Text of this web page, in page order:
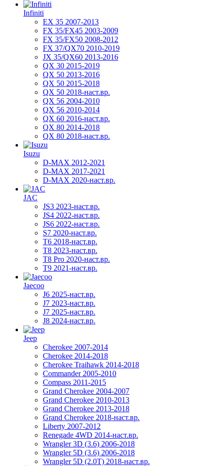
Infiniti
EX 35 2007-2013
FX 35/FX45 2003-2009
FX 35/FX50 2008-2012
FX 37/QX70 2010-2019
JX 35/QX60 2013-2016
QX 30 2015-2019
QX 50 2013-2016
QX 50 2015-2018
QX 50 2018-наст.вр.
QX 56 2004-2010
QX 56 2010-2014
QX 60 2016-наст.вр.
QX 80 2014-2018
QX 80 2018-наст.вр.
Isuzu
D-MAX 2012-2021
D-MAX 2017-2021
D-MAX 2020-наст.вр.
JAC
JS3 2023-наст.вр.
JS4 2022-наст.вр.
JS6 2022-наст.вр.
S7 2020-наст.вр.
T6 2018-наст.вр.
T8 2023-наст.вр.
T8 Pro 2020-наст.вр.
T9 2021-наст.вр.
Jaecoo
J6 2025-наст.вр.
J7 2023-наст.вр.
J7 2025-наст.вр.
J8 2024-наст.вр.
Jeep
Cherokee 2007-2014
Cherokee 2014-2018
Cherokee Traihawk 2014-2018
Commander 2005-2010
Compass 2011-2015
Grand Cherokee 2004-2007
Grand Cherokee 2010-2013
Grand Cherokee 2013-2018
Grand Cherokee 2018-наст.вр.
Liberty 2007-2012
Renegade 4WD 2014-наст.вр.
Wrangler 3D (3.6) 2006-2018
Wrangler 5D (3.6) 2006-2018
Wrangler 5D (2.0T) 2018-наст.вр.